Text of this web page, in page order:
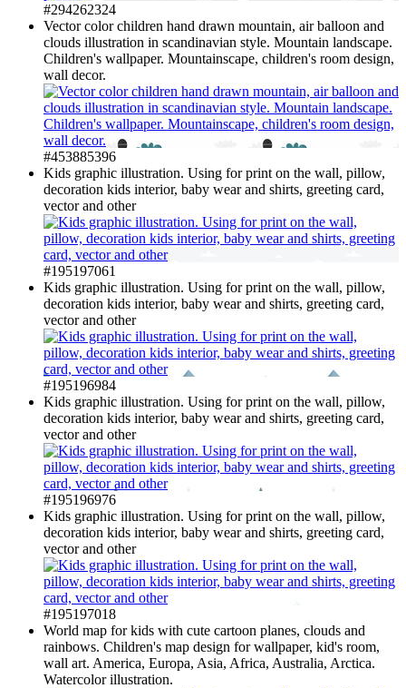
#294262324
Vector color children hand drawn mountain, air balloon and
clouds illustration in scandinavian style. Mountain landscape.
Children's wallpaper. Mountainscape, children's room design,
wall decor.
#453885396
Kids graphic illustration. Using for print on the wall, pillow,
decoration kids interior, baby wear and shirts, greeting card,
vector and other
#195197061
Kids graphic illustration. Using for print on the wall, pillow,
decoration kids interior, baby wear and shirts, greeting card,
vector and other
#195196984
Kids graphic illustration. Using for print on the wall, pillow,
decoration kids interior, baby wear and shirts, greeting card,
vector and other
#195196976
Kids graphic illustration. Using for print on the wall, pillow,
decoration kids interior, baby wear and shirts, greeting card,
vector and other
#195197018
World map for kids with cute cartoon planes, clouds and
rainbows. Children's map design for wallpaper, kid's room,
wall art. America, Europa, Asia, Africa, Australia, Arctica.
Watercolor illustration.